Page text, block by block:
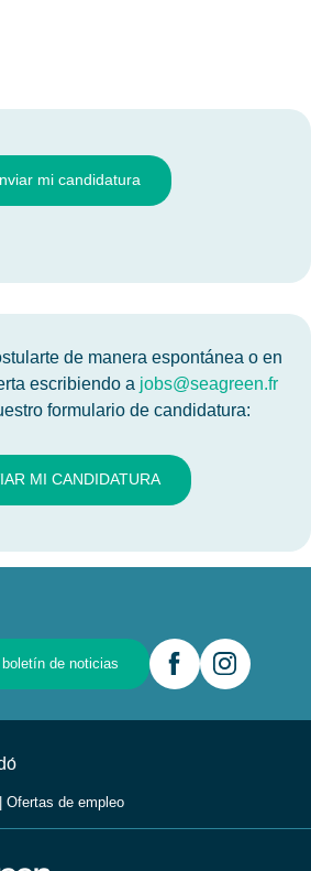
mi candidatura
de manera espontánea o en
escribiendo a jobs@seagreen.fr
formulario de candidatura:
MI CANDIDATURA
de noticias
Ofertas de empleo